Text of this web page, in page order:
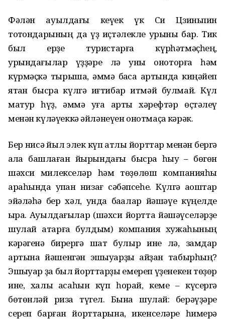
Фәлән ауылдағы кеүек үк Си Цзиньпин
тотҡондарының да үҙ иҫтәлекле урыны бар. Тик
был ерҙе туристарға күрһәтмәҫһең,
урындағылар үҙҙәре лә уны оноторға һәм
күрмәҫкә тырыша, әммә баҡса артында киңәйеп
ятҡан бысраҡ күлгә иғтибар итмәй булмай. Күл
матур һүҙ, әммә уға артыҡ хәрефтәр өҫтәлеү
менән күләүеккә әйләнеүен онотмаҫҡа кәрәк.
Бер нисә йыл элек күп ҡатлы йорттар менән бергә
ҡалҡа башлаған йырындағы бысраҡ һыу – бөгөн
шәхси милекселәр һәм төҙөлөш компанияһы
араһында ҡупҡан низағ сәбәпсеһе. Күлгә аҡҡоштар
эйәләһә бер хәл, унда баҡалар йәшәүе күңелде
ҡыра. Ауылдағылар (шәхси йортта йәшәүселәрҙе
шулай атарға булдым) компания хужаһының
кәрәгенә бирергә шат булыр ине лә, замдар
артына йәшенгән эшҡыуарҙы ҡайҙан табырһың?
Эшҡыуар ҙа был йорттарҙы емереп үҙенекен төҙөр
ине, халыҡ аҡсаһын күп һорай, кеме – күсергә
бөтөнләй риза түгел. Бына шулай: берәүҙәре
сереп барған йорттарына, икенселәре һимерә